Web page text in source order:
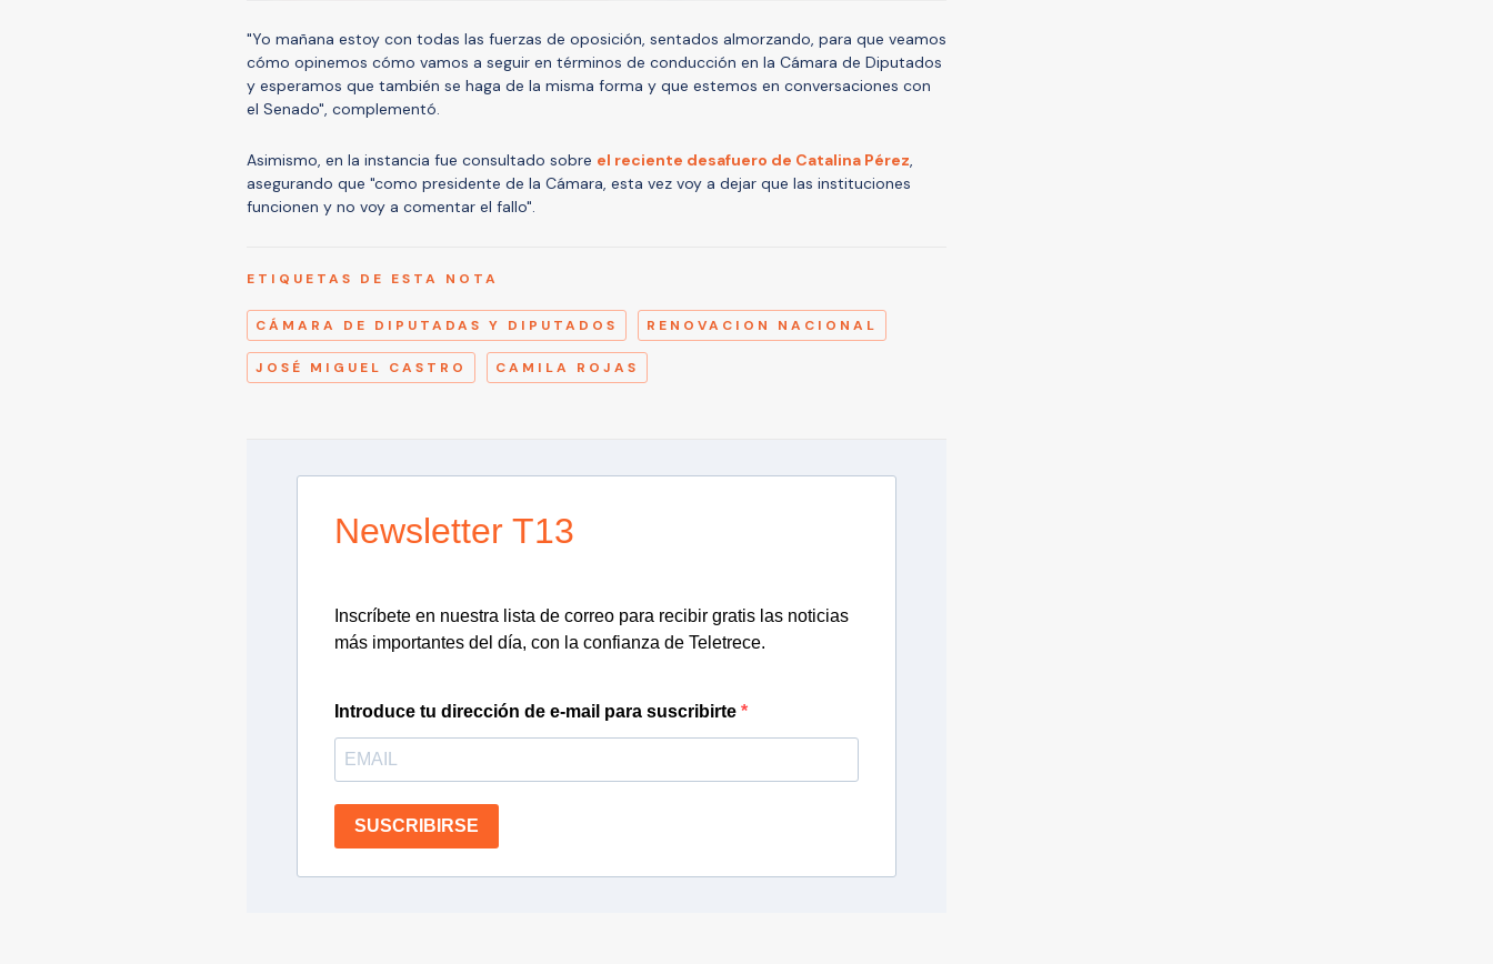
"Yo mañana estoy con todas las fuerzas de oposición, sentados almorzando, para que veamos
cómo opinemos cómo vamos a seguir en términos de conducción en la Cámara de Diputados
y esperamos que también se haga de la misma forma y que estemos en conversaciones con
el Senado", complementó.
Asimismo, en la instancia fue consultado sobre el reciente desafuero de Catalina Pérez,
asegurando que "como presidente de la Cámara, esta vez voy a dejar que las instituciones
funcionen y no voy a comentar el fallo".
ETIQUETAS DE ESTA NOTA
CÁMARA DE DIPUTADAS Y DIPUTADOS RENOVACION NACIONAL
JOSÉ MIGUEL CASTRO CAMILA ROJAS
Newsletter T13
Inscríbete en nuestra lista de correo para recibir gratis las noticias
más importantes del día, con la confianza de Teletrece.
Introduce tu dirección de e-mail para suscribirte
SUSCRIBIRSE